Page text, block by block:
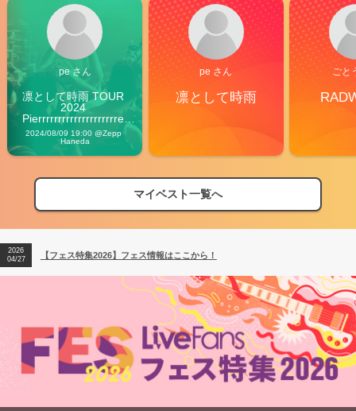
pe さん
凛として時雨 TOUR
2024
Pierrrrrrrrrrrrrrrrrrrre
Vibes
2024/08/09 19:00 @Zepp
Haneda
pe さん
凛として時雨
ごと
マイベスト一覧へ
【フェス特集2026】フェス情報はここから！
【ライブ動員ランキング】2026年上半期編発表！
2026
04/27
【フェス特集2026】フェス情報はここから！
2026
【ライブ動員ランキング】2026年上半期編発表！